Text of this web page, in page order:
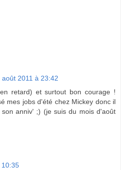
août 2011 à 23:42
retard) et surtout bon courage !
mes jobs d'été chez Mickey donc il
anniv' ;) (je suis du mois d'août
10:35